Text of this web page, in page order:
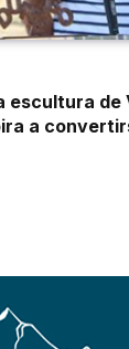
escultura
a